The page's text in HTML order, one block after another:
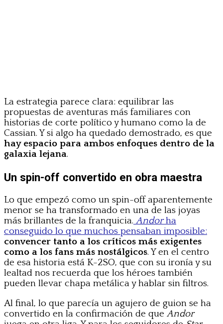
La estrategia parece clara: equilibrar las
propuestas de aventuras más familiares con
historias de corte político y humano como la de
Cassian. Y si algo ha quedado demostrado, es que
hay espacio para ambos enfoques dentro de la
galaxia lejana.
Un spin-off convertido en obra maestra
Lo que empezó como un spin-off aparentemente
menor se ha transformado en una de las joyas
más brillantes de la franquicia. Andorha
conseguido lo que muchos pensaban imposible:
convencer tanto a los críticos más exigentes
como a los fans más nostálgicos. Y en el centro
de esa historia está K-2SO, que con su ironía y su
lealtad nos recuerda que los héroes también
pueden llevar chapa metálica y hablar sin filtros.
Al final, lo que parecía un agujero de guion se ha
convertido en la confirmación de queAndor